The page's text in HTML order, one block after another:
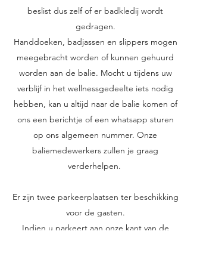
beslist dus zelf of er badkledij wordt
gedragen.
Handdoeken, badjassen en slippers mogen
meegebracht worden of kunnen gehuurd
worden aan de balie. Mocht u tijdens uw
verblijf in het wellnessgedeelte iets nodig
hebben, kan u altijd naar de balie komen of
ons een berichtje of een whatsapp sturen
op ons algemeen nummer. Onze
baliemedewerkers zullen je graag
verderhelpen.
Er zijn twee parkeerplaatsen ter beschikking
voor de gasten.
Indien u parkeert aan onze kant van de